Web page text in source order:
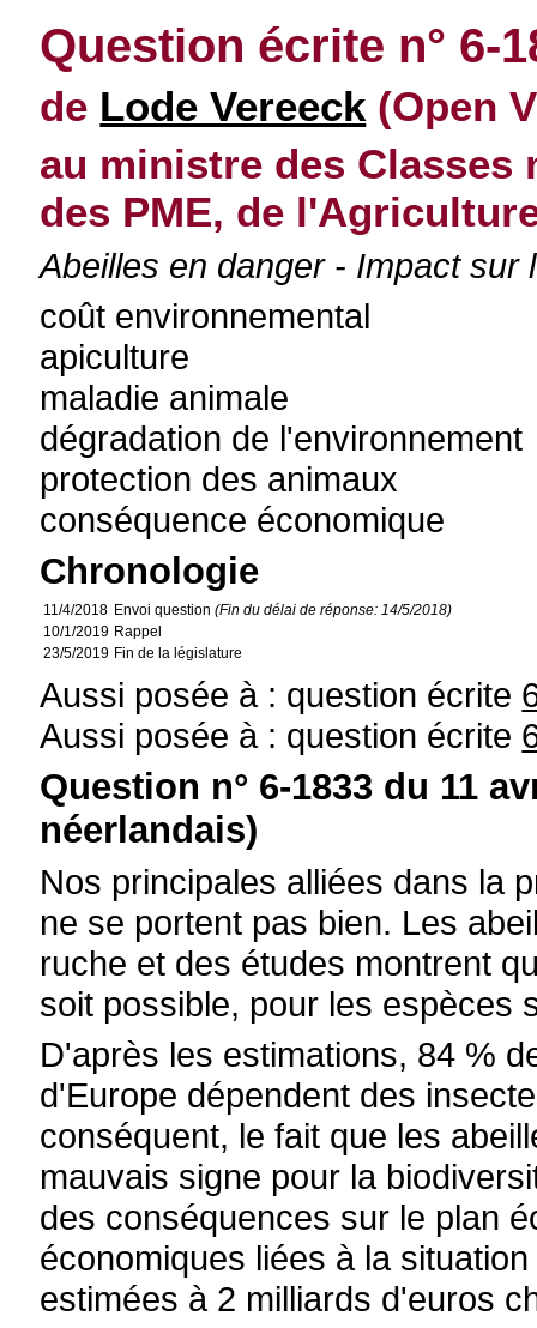
Question écrite n° 6-
de Lode Vereeck (Open
au ministre des Classes
des PME, de
Abeilles en danger - Impact sur
coût environnemental
apiculture
maladie animale
dégradation de l'environnement
protection des animaux
conséquence économique
Chronologie
11/4/2018 Envoi question(Fin du délai de réponse: 14/5/2018)
10/1/2019 Rappel
23/5/2019 Fin de la législature
Aussi posée à : question écrite
Aussi posée à : question écrite
Question n° 6-1833 du 11
néerlandais)
Nos principales alliées dans la
ne se portent pas bien. Les
ruche et des études montrent
soit possible, pour les espèces
D'après les estimations, 84 %
d'Europe dépendent des
conséquent, le fait que les
mauvais signe pour la
des conséquences sur le plan
économiques liées à la
estimées à 2 milliards d'euros